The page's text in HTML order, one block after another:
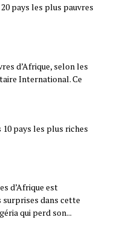
20 pays les plus pauvres
d’Afrique, selon les
International. Ce
pays les plus riches
d’Afrique est
surprises dans cette
qui perd son...